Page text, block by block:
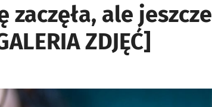
ale jeszcze
ZDJĘĆ]